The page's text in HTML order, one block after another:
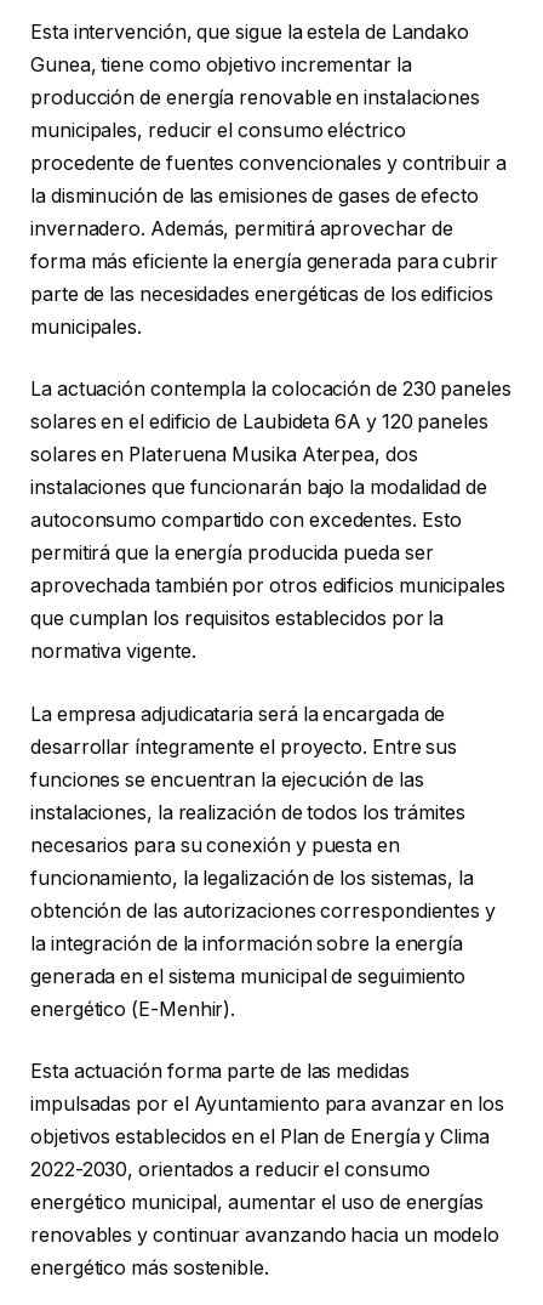
Esta intervención, que sigue la estela de Landako
Gunea, tiene como objetivo incrementar la
producción de energía renovable en instalaciones
municipales, reducir el consumo eléctrico
procedente de fuentes convencionales y contribuir a
la disminución de las emisiones de gases de efecto
invernadero. Además, permitirá aprovechar de
forma más eficiente la energía generada para cubrir
parte de las necesidades energéticas de los edificios
municipales.
La actuación contempla la colocación de 230 paneles
solares en el edificio de Laubideta 6A y 120 paneles
solares en Plateruena Musika Aterpea, dos
instalaciones que funcionarán bajo la modalidad de
autoconsumo compartido con excedentes. Esto
permitirá que la energía producida pueda ser
aprovechada también por otros edificios municipales
que cumplan los requisitos establecidos por la
normativa vigente.
La empresa adjudicataria será la encargada de
desarrollar íntegramente el proyecto. Entre sus
funciones se encuentran la ejecución de las
instalaciones, la realización de todos los trámites
necesarios para su conexión y puesta en
funcionamiento, la legalización de los sistemas, la
obtención de las autorizaciones correspondientes y
la integración de la información sobre la energía
generada en el sistema municipal de seguimiento
energético (E-Menhir).
Esta actuación forma parte de las medidas
impulsadas por el Ayuntamiento para avanzar en los
objetivos establecidos en el Plan de Energía y Clima
2022-2030, orientados a reducir el consumo
energético municipal, aumentar el uso de energías
renovables y continuar avanzando hacia un modelo
energético más sostenible.